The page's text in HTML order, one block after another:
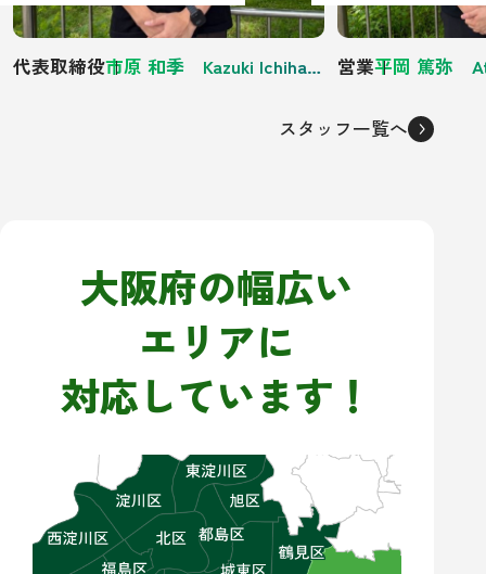
代表取締役 市原 和季 Kazuki Ichihara 営業平岡 篤弥
スタッフ一覧へ
大阪府の幅広い
エリアに
対応しています！